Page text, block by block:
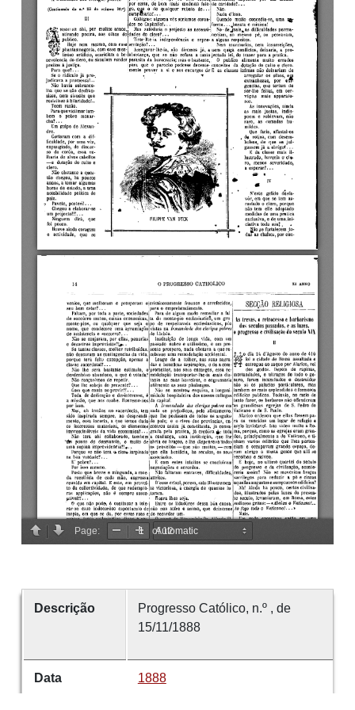
Descrição
Progresso Católico, n.º , de
15/11/1888
Data 1888